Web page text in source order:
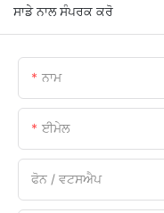
ਸਾਡੇ ਨਾਲ ਸੰਪਰਕ ਕਰੋ
ਨਾਮ
ਈਮੇਲ
ਫੋਨ / ਵਟਸਐਪ